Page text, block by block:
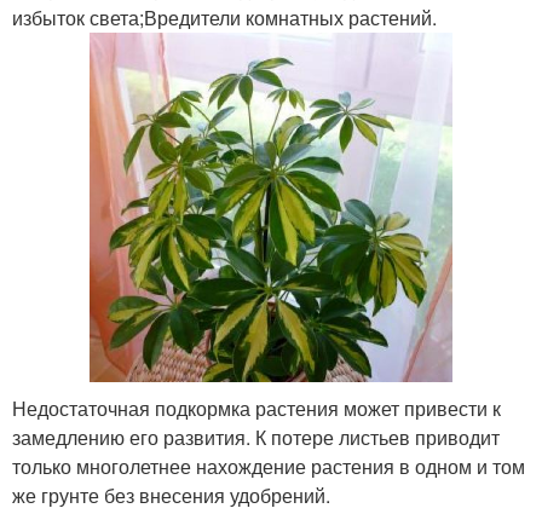
избыток света;Вредители комнатных растений.
Недостаточная подкормка растения может привести к
замедлению его развития. К потере листьев приводит
только многолетнее нахождение растения в одном и том
же грунте без внесения удобрений.